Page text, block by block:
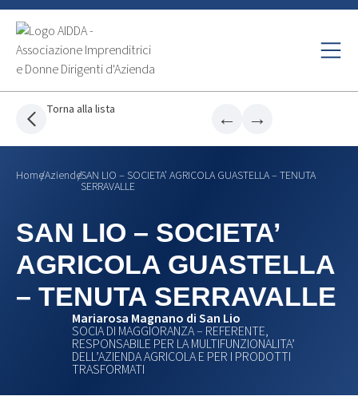
Torna alla lista ← →
Home/Aziende
/SAN LIO – SOCIETA’ AGRICOLA GUASTELLA – TENUTA
SERRAVALLE
SAN LIO – SOCIETA’
AGRICOLA GUASTELLA
– TENUTA SERRAVALLE
Mariarosa Magnano di San Lio
SOCIA DI MAGGIORANZA – REFERENTE,
RESPONSABILE PER LA MULTIFUNZIONALITA’
DELL’AZIENDA AGRICOLA E PER I PRODOTTI
TRASFORMATI